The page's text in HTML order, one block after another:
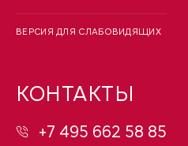
ВЕРСИЯ ДЛЯ СЛАБОВИДЯЩИХ
КОНТАКТЫ
+7 495 662 58 85